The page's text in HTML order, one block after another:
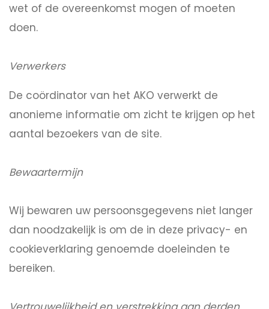
wet of de overeenkomst mogen of moeten
doen.
Verwerkers
De coördinator van het AKO verwerkt de
anonieme informatie om zicht te krijgen op het
aantal bezoekers van de site.
Bewaartermijn
Wij bewaren uw persoonsgegevens niet langer
dan noodzakelijk is om de in deze privacy- en
cookieverklaring genoemde doeleinden te
bereiken.